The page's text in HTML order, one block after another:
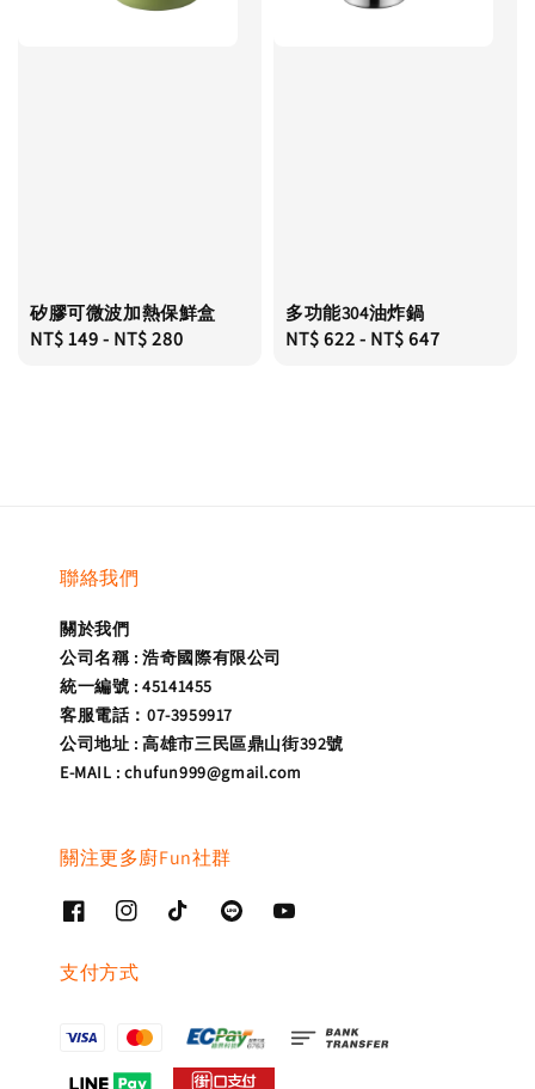
矽膠可微波加熱保鮮盒
Regular
NT$ 149- NT$ 280
多功能304油炸鍋
Regular
NT$ 622- NT$ 647
聯絡我們
關於我們
公司名稱 : 浩奇國際有限公司
統一編號 : 45141455
客服電話：07-3959917
公司地址 : 高雄市三民區鼎山街392號
E-MAIL : chufun999@gmail.com
關注更多廚Fun社群
支付方式